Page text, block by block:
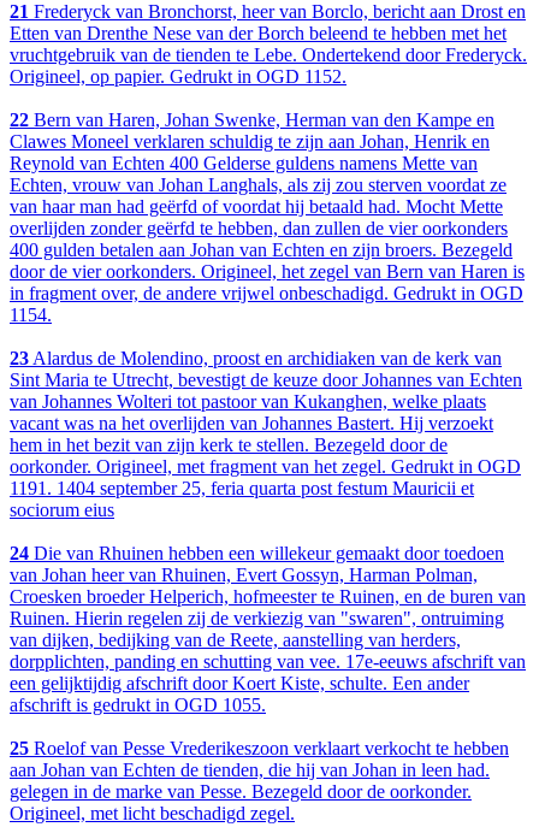
21 Frederyck van Bronchorst, heer van Borclo, bericht aan Drost en
Etten van Drenthe Nese van der Borch beleend te hebben met het
vruchtgebruik van de tienden te Lebe. Ondertekend door Frederyck.
Origineel, op papier. Gedrukt in OGD 1152.
22 Bern van Haren, Johan Swenke, Herman van den Kampe en
Clawes Moneel verklaren schuldig te zijn aan Johan, Henrik en
Reynold van Echten 400 Gelderse guldens namens Mette van
Echten, vrouw van Johan Langhals, als zij zou sterven voordat ze
van haar man had geërfd of voordat hij betaald had. Mocht Mette
overlijden zonder geërfd te hebben, dan zullen de vier oorkonders
400 gulden betalen aan Johan van Echten en zijn broers. Bezegeld
door de vier oorkonders. Origineel, het zegel van Bern van Haren is
in fragment over, de andere vrijwel onbeschadigd. Gedrukt in OGD
1154.
23Alardus de Molendino, proost en archidiaken van de kerk van
Sint Maria te Utrecht, bevestigt de keuze door Johannes van Echten
van Johannes Wolteri tot pastoor van Kukanghen, welke plaats
vacant was na het overlijden van Johannes Bastert. Hij verzoekt
hem in het bezit van zijn kerk te stellen. Bezegeld door de
oorkonder. Origineel, met fragment van het zegel. Gedrukt in OGD
1191. 1404 september 25, feria quarta post festum Mauricii et
sociorum eius
24 Die van Rhuinen hebben een willekeur gemaakt door toedoen
van Johan heer van Rhuinen, Evert Gossyn, Harman Polman,
Croesken broeder Helperich, hofmeester te Ruinen, en de buren van
Ruinen. Hierin regelen zij de verkiezig van "swaren", ontruiming
van dijken, bedijking van de Reete, aanstelling van herders,
dorpplichten, panding en schutting van vee. 17e-eeuws afschrift van
een gelijktijdig afschrift door Koert Kiste, schulte. Een ander
afschrift is gedrukt in OGD 1055.
25 Roelof van Pesse Vrederikeszoon verklaart verkocht te hebben
aan Johan van Echten de tienden, die hij van Johan in leen had.
gelegen in de marke van Pesse. Bezegeld door de oorkonder.
Origineel, met licht beschadigd zegel.